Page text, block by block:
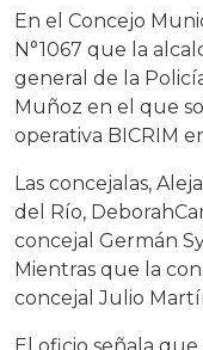
En el Concejo
N°1067 que la
general de la
Muñoz en el que
operativa BICRIM
Las concejalas,
del Río,
concejal Germán
Mientras que la
concejal Julio